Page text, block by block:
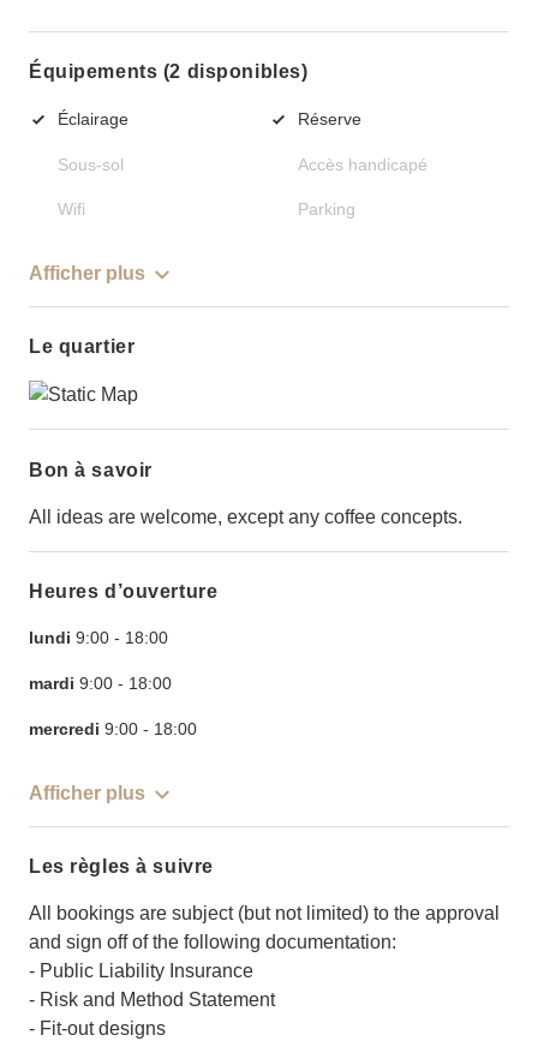
Équipements (2 disponibles)
Éclairage Réserve
Sous-sol Accès handicapé
Wifi Parking
Afficher plus
Le quartier
Bon à savoir
All ideas are welcome, except any coffee concepts.
Heures d’ouverture
lundi 9:00 - 18:00
mardi 9:00 - 18:00
mercredi 9:00 - 18:00
Afficher plus
Les règles à suivre
All bookings are subject (but not limited) to the approval
and sign off of the following documentation:
- Public Liability Insurance
- Risk and Method Statement
- Fit-out designs